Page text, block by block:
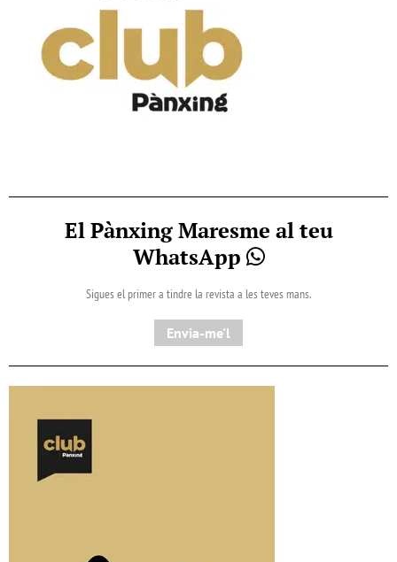
El Pànxing Maresme al teu
WhatsApp
Sigues el primer a tindre la revista a les teves mans.
Envia-me'l